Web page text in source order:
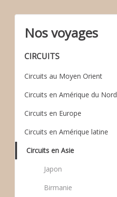
Nos voyages
CIRCUITS
Circuits au Moyen Orient
Circuits en Amérique du Nord
Circuits en Europe
Circuits en Amérique latine
Circuits en Asie
Japon
Birmanie